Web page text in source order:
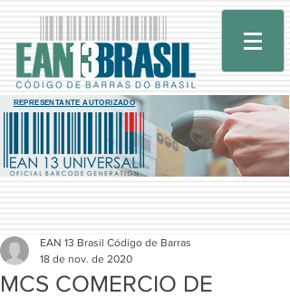
REPRESENTANTE AUTORIZADO
MCS COMERCIO DE
EAN 13 Brasil Código de Barras
18 de nov. de 2020